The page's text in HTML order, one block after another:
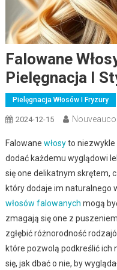
Falowane
Pielęgnacja I
Pielęgnacja Włosów I Fryzury
2024-12-15
Falowane włosyto niezwykle
dodać każdemu wyglądowi
się one delikatnym skrętem,
który dodaje im naturalnego
włosów falowanych mogą
zmagają się one z
zgłębić różnorodność
które pozwolą podkreślić ich
się, jak dbać o nie, by